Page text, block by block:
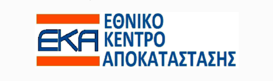
εταιρείας
Biometrics στο
Ε.Κ.Α. (Εθνικό
Κέντρο
Αποκατάστασης)